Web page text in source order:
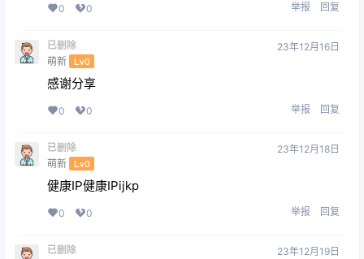
0 0 举报 回复
已删除
萌新 Lv0
23年12月16日
感谢分享
0 0 举报 回复
已删除
萌新 Lv0
23年12月18日
健康IP健康IPijkp
0 0 举报 回复
已删除
23年12月19日